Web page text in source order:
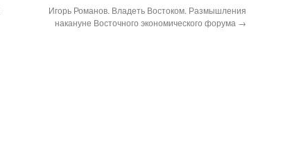
Игорь Романов. Владеть Востоком. Размышления
накануне Восточного экономического форума →